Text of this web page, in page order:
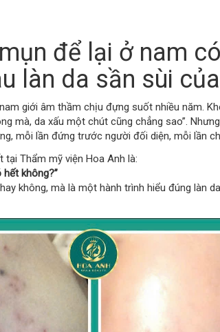
để lại ở nam
làn da sần sùi
giới âm thầm chịu đựng suốt nhiều năm.
mà, da xấu một chút cũng chẳng sao”.
mỗi lần đứng trước người đối diện, mỗi lần
tại Thẩm mỹ viện Hoa Anh là:
không?”
không, mà là một hành trình hiểu đúng làn